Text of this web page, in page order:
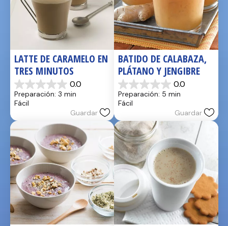
LATTE DE CARAMELO EN
TRES MINUTOS
0.0
0.0
de
5
Preparación: 3 min
Fácil
Guardar
BATIDO DE CALABAZA,
PLÁTANO Y JENGIBRE
0.0
0.0
de
5
Preparación: 5 min
Fácil
Guardar